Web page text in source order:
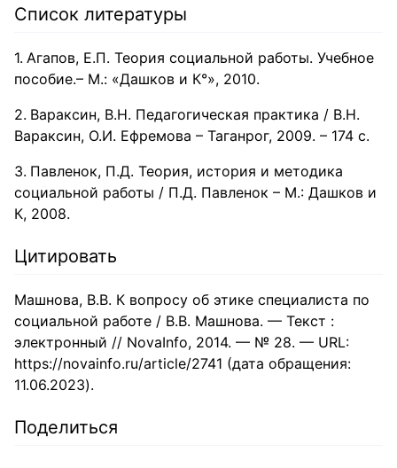
Список литературы
Агапов, Е.П. Теория социальной работы. Учебное
пособие.– М.: «Дашков и К°», 2010.
Вараксин, В.Н. Педагогическая практика / В.Н.
Вараксин, О.И. Ефремова – Таганрог, 2009. – 174 с.
Павленок, П.Д. Теория, история и методика
социальной работы / П.Д. Павленок – М.: Дашков и
К, 2008.
Цитировать
Машнова, В.В. К вопросу об этике специалиста по
социальной работе / В.В. Машнова. — Текст :
электронный // NovaInfo, 2014. — № 28. — URL:
https://novainfo.ru/article/2741 (дата обращения:
11.06.2023).
Поделиться